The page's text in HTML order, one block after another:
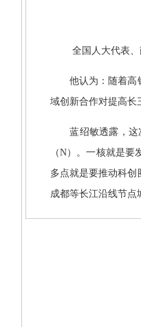
全国人大代表
他认为：随着高铁
域创新合作对提高长
蓝绍敏透露，这次
（N）。一核就是
多点就是要推动科
成都等长江沿线节点